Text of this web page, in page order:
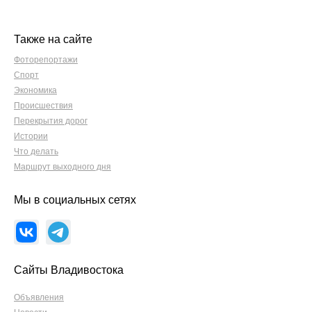
Также на сайте
Фоторепортажи
Спорт
Экономика
Происшествия
Перекрытия дорог
Истории
Что делать
Маршрут выходного дня
Мы в социальных сетях
Сайты Владивостока
Объявления